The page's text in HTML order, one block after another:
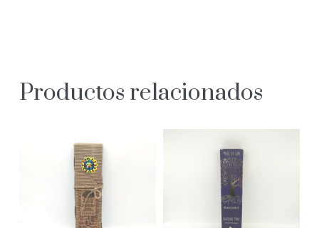
Productos relacionados